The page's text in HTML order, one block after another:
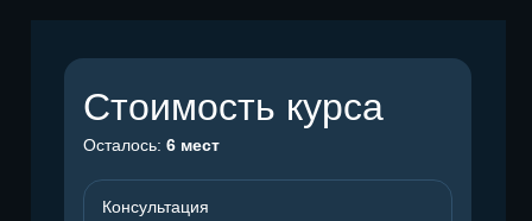
Консультация
Стоимость курса
Осталось: 6 мест